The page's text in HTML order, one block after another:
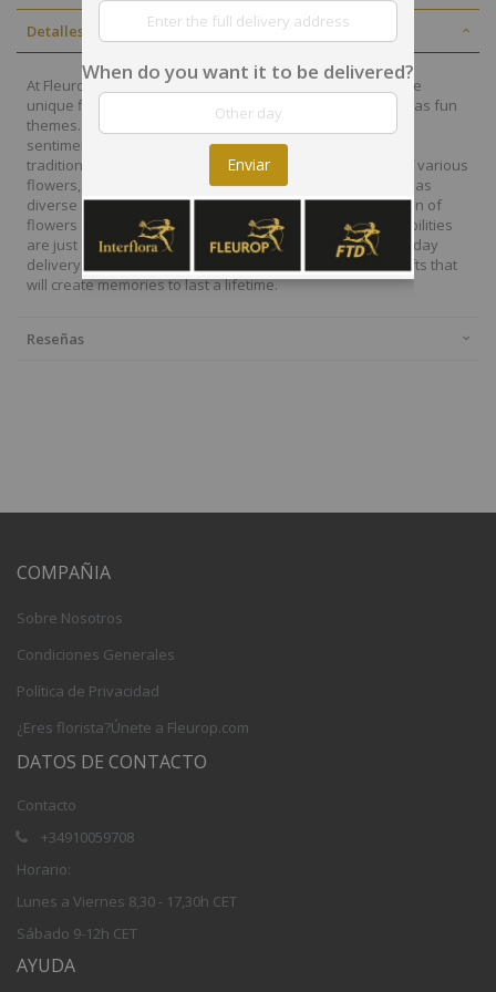
Detalles
At Fleurop, our skilled floral designers endeavour to create
unique floral designs, with imaginative, thoughtful as well as fun
themes. Each bouquet is personally crafted to conjure the
sentiments you want to convey with the flowers. From a
traditional bouquet of red roses to modern assortment of various
flowers, now it is easier to send different flowers that are as
diverse as your expressions. Choose from a vast collection of
flowers and gift baskets for delivery at Fleurop, the possibilities
are just endless. Surprise your loved ones with the same day
delivery of fresh flowers arrangements and wonderful gifts that
will create memories to last a lifetime.
Reseñas
COMPAÑIA
Sobre Nosotros
Condiciones Generales
Política de Privacidad
¿Eres florista?Únete a Fleurop.com
DATOS DE CONTACTO
Contacto
+34910059708
Horario:
Lunes a Viernes 8,30 - 17,30h CET
Sábado 9-12h CET
AYUDA
When do you want it to be delivered?
Enviar